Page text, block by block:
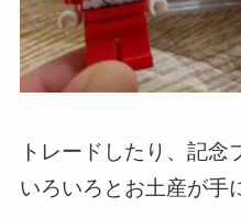
トレードしたり、記念
いろいろとお土産が手